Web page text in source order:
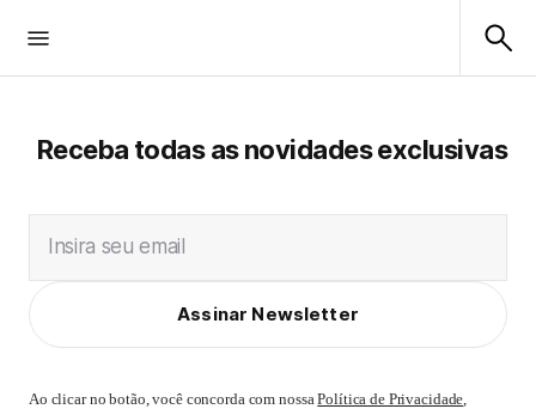
Receba todas as novidades exclusivas
Insira seu email
Assinar Newsletter
Ao clicar no botão, você concorda com nossaPolítica de Privacidade,